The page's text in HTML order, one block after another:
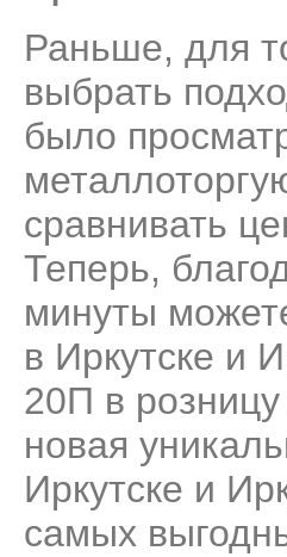
Раньше, для
выбрать
было
сравнивать
Теперь,
минуты
в Иркутске и
20П в
новая
Иркутске и
самых